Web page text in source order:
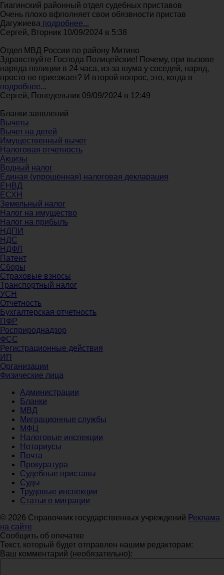
Гиагинский районный отдел судебных приставов
Очень плохо вфполняет свои обязвности пристав
Дагужиева подробнее...
Сергей, Вторник 10/09/2024 в 5:38
Отдел МВД России по району Митино
Здравствуйте Господа Полицейские! Почему, при вызове
наряда полиции в 24 часа, из-за шума у соседей, наряд,
просто не приезжает? И второй вопрос, это, когда в
подробнее...
Сергей, Понедельник 09/09/2024 в 12:49
Бланки заявлений
Вычеты
Вычет на детей
Имущественный вычет
Налоговая отчетность
Акцизы
Водный налог
Единая (упрощенная) налоговая декларация
ЕНВД
ЕСХН
Земельный налог
Налог на имущество
Налог на прибыль
НДПИ
НДС
НДФЛ
Патент
Сборы
Страховые взносы
Транспортный налог
УСН
Отчетность
Бухгалтерская отчетность
ПФР
Росприроднадзор
ФСС
Регистрационные действия
ИП
Организации
Физические лица
Администрации
Бланки
МВД
Миграционные службы
МФЦ
Налоговые инспекции
Нотариусы
Почта
Прокуратура
Судебные приставы
Суды
Трудовые инспекции
Статьи о миграции
© 2026 Справочник государственных учреждений Реклама
на сайте
Сообщить об опечатке
Текст, который будет отправлен нашим редакторам:
Ваш комментарий (необязательно):